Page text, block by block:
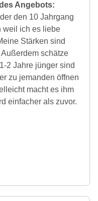
Angebots:
den 10 Jahrgang
weil ich es liebe
Stärken sind
schätze
2 Jahre jünger sind
zu jemanden öffnen
macht es ihm
einfacher als zuvor.